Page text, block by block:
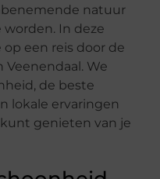
natuur
In deze
een reis door de
We
de beste
lokale ervaringen
genieten van je